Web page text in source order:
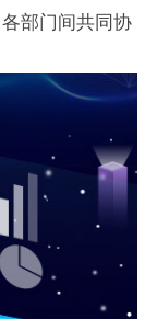
部门间共同协